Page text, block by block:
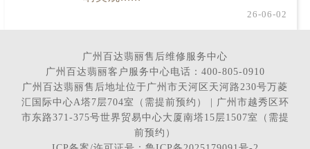
26-06-02
广州百达翡丽售后维修服务中心
广州百达翡丽客户服务中心电话：400-805-0910
广州百达翡丽售后地址位于广州市天河区天河路230号万菱
汇国际中心A塔7层704室（需提前预约） | 广州市越秀区环
市东路371-375号世界贸易中心大厦南塔15层1507室（需提
前预约）